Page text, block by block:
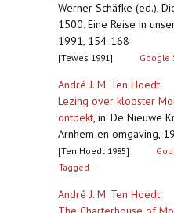
Werner Schäfke (ed.),
1500. Eine Reise in
1991, 154-168
[Tewes 1991] Google
André J. M. Ten Hoedt
Lezing over klooster
ontdekt, in: De Nieuwe
Arnhem en omgaving,
[Ten Hoedt 1985]
Tagged
André J. M. Ten Hoedt